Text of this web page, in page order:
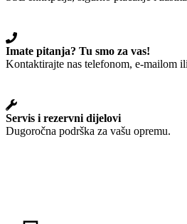
Imate pitanja? Tu smo za vas!
Kontaktirajte nas telefonom, e-mailom
Servis i rezervni dijelovi
Dugoročna podrška za vašu opremu.